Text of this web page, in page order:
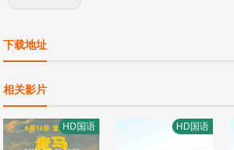
下载地址
相关影片
HD国语 HD国语